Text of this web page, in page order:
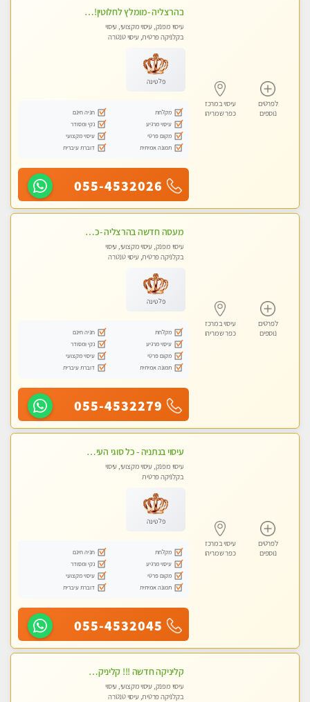
לפרטים
נוספים
עיסוי במרכז
כפר שמריהו
בהרצליה -מומלץ לחלוטין!!כל סוגי העיסויים מעסה מקצועית ואיכותית פרטי!! אירוח ברמה אחרת ...כולל שתיה חמה/קרה + בקבוק מים
עיסוי מפנק, עיסוי מקצועי, עיסוי
בקלניקה פרטית, עיסוי טנטרה
פלטינה
מקלחת
חניה חינם
עיסוי מרגיע
נקי ומסודר
מקום פרטי
עיסוי מקצועי
תמונה אמיתית
דוברת עיברית
055-4532026
לפרטים
נוספים
עיסוי במרכז
כפר שמריהו
מעסה חדשה בהרצליה -כל סוגי העיסויים מעסה מקצועית ואיכותית פרטי!!!מומלץ לחלוטין!! אירוח ברמה אחרת ...כולל שתיה חמה/קרה + בקבוק מים
עיסוי מפנק, עיסוי מקצועי, עיסוי
בקלניקה פרטית, עיסוי טנטרה
פלטינה
מקלחת
חניה חינם
עיסוי מרגיע
נקי ומסודר
מקום פרטי
עיסוי מקצועי
תמונה אמיתית
דוברת עיברית
055-4532279
לפרטים
נוספים
עיסוי במרכז
כפר שמריהו
עיסוי בנתניה - כל סוגי העיסויים מעסה מקצועית ואיכותית פרטי!!!מומלץ לחלוטין!!!!
עיסוי מפנק, עיסוי מקצועי, עיסוי
בקלניקה פרטית
פלטינה
מקלחת
חניה חינם
עיסוי מרגיע
נקי ומסודר
מקום פרטי
עיסוי מקצועי
תמונה אמיתית
דוברת עיברית
055-4532045
קליניקה חדשה !!! קליניקה פרטית ואיכותית במיוחד בהרצליה
עיסוי מפנק, עיסוי מקצועי, עיסוי
בקלניקה פרטית, עיסוי טנטרה